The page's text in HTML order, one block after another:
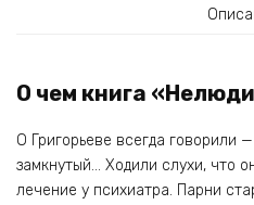
О чем книга
О Григорьеве всегда говорили
замкнутый… Ходили слухи, что
лечение у психиатра. Парни